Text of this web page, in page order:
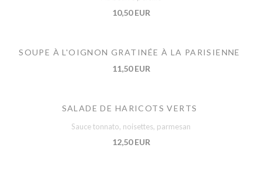
10,50 EUR
SOUPE À L'OIGNON GRATINÉE À LA PARISIENNE
11,50 EUR
SALADE DE HARICOTS VERTS
Sauce tonnato, noisettes, parmesan
12,50 EUR